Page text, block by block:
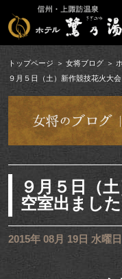
トップページ 女将ブログ
９月５日（土）新作競技花火大
９月５日（
空室出まし
2015年 08月 19日 水曜日